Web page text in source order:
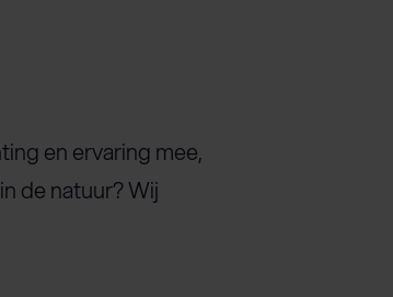
en ervaring mee,
de natuur? Wij